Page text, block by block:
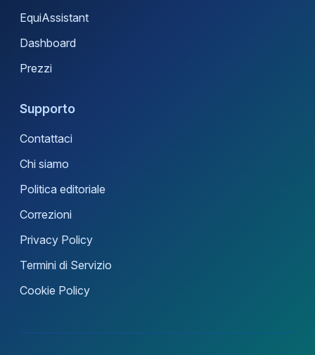
EquiAssistant
Dashboard
Prezzi
Supporto
Contattaci
Chi siamo
Politica editoriale
Correzioni
Privacy Policy
Termini di Servizio
Cookie Policy